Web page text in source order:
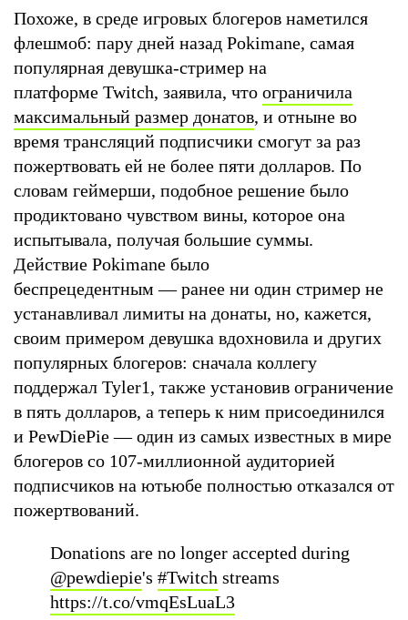
Похоже, в среде игровых блогеров наметился
флешмоб: пару дней назад Pokimane, самая
популярная девушка-стример на
платформе Twitch, заявила, что ограничила
максимальный размер донатов, и отныне во
время трансляций подписчики смогут за раз
пожертвовать ей не более пяти долларов. По
словам геймерши, подобное решение было
продиктовано чувством вины, которое она
испытывала, получая большие суммы.
Действие Pokimane было
беспрецедентным — ранее ни один стример не
устанавливал лимиты на донаты, но, кажется,
своим примером девушка вдохновила и других
популярных блогеров: сначала коллегу
поддержал Tyler1, также установив ограничение
в пять долларов, а теперь к ним присоединился
и PewDiePie — один из самых известных в мире
блогеров со 107-миллионной аудиторией
подписчиков на ютьюбе полностью отказался от
пожертвований.
Donations are no longer accepted during
@pewdiepie's #Twitch streams
https://t.co/vmqEsLuaL3